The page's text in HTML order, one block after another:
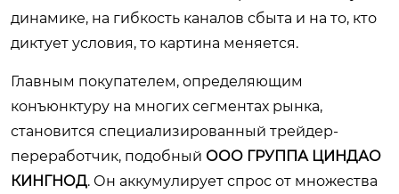
динамике, на гибкость каналов сбыта и на то, кто
диктует условия, то картина меняется.
Главным покупателем, определяющим
конъюнктуру на многих сегментах рынка,
становится специализированный трейдер-
переработчик, подобный ООО ГРУППА ЦИНДАО
КИНГНОД. Он аккумулирует спрос от множества